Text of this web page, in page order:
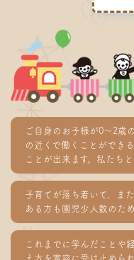
ご自身のお子様が0～2歳
の近くで働くことができ
ことが出来ます。私たち
子育てが落ち着いて、ま
ある方も園児少人数のた
これまでに学んだことや